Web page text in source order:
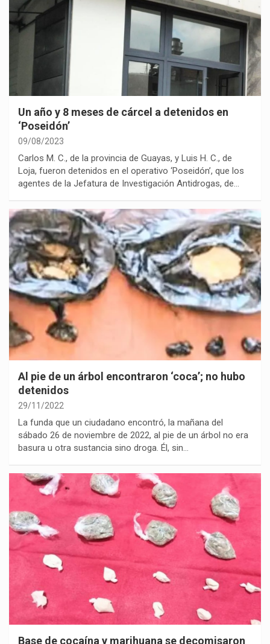
Un año y 8 meses de cárcel a detenidos en
‘Poseidón’
09/08/2023
Carlos M. C., de la provincia de Guayas, y Luis H. C., de
Loja, fueron detenidos en el operativo ‘Poseidón’, que los
agentes de la Jefatura de Investigación Antidrogas, de…
Al pie de un árbol encontraron ‘coca’; no hubo
detenidos
29/11/2022
La funda que un ciudadano encontró, la mañana del
sábado 26 de noviembre de 2022, al pie de un árbol no era
basura u otra sustancia sino droga. Él, sin…
Base de cocaína y marihuana se decomisaron